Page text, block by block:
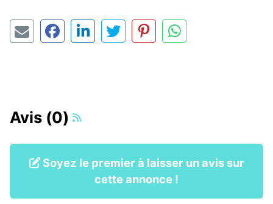
Avis (0)
Soyez le premier à laisser un avis sur
cette annonce !